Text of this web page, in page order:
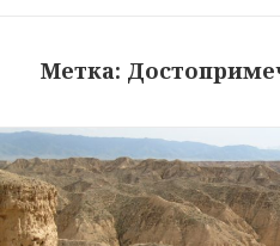
Метка: